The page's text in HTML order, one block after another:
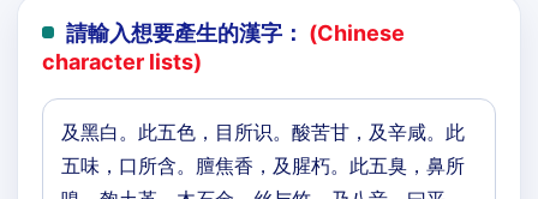
請輸入想要產生的漢字： (Chinese
character lists)